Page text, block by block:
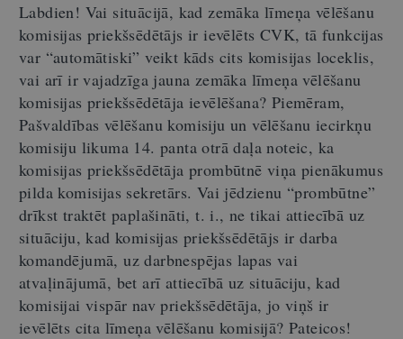
Labdien! Vai situācijā, kad zemāka līmeņa vēlēšanu
komisijas priekšsēdētājs ir ievēlēts CVK, tā funkcijas
var “automātiski” veikt kāds cits komisijas loceklis,
vai arī ir vajadzīga jauna zemāka līmeņa vēlēšanu
komisijas priekšsēdētāja ievēlēšana? Piemēram,
Pašvaldības vēlēšanu komisiju un vēlēšanu iecirkņu
komisiju likuma 14. panta otrā daļa noteic, ka
komisijas priekšsēdētāja prombūtnē viņa pienākumus
pilda komisijas sekretārs. Vai jēdzienu “prombūtne”
drīkst traktēt paplašināti, t. i., ne tikai attiecībā uz
situāciju, kad komisijas priekšsēdētājs ir darba
komandējumā, uzdarbnespējas lapas vai
atvaļinājumā, bet arī attiecībā uz situāciju, kad
komisijai vispār nav priekšsēdētāja, jo viņš ir
ievēlēts cita līmeņa vēlēšanu komisijā? Pateicos!